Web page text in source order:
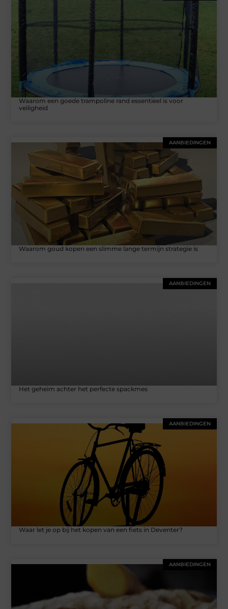
Waarom een goede trampoline rand essentieel is voor
veiligheid
AANBIEDINGEN
Waarom goud kopen een slimme lange termijn strategie is
AANBIEDINGEN
Het geheim achter het perfecte spackmes
AANBIEDINGEN
Waar let je op bij het kopen van een fiets in Deventer?
AANBIEDINGEN